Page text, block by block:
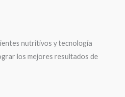
nutritivos y tecnología
los mejores resultados de